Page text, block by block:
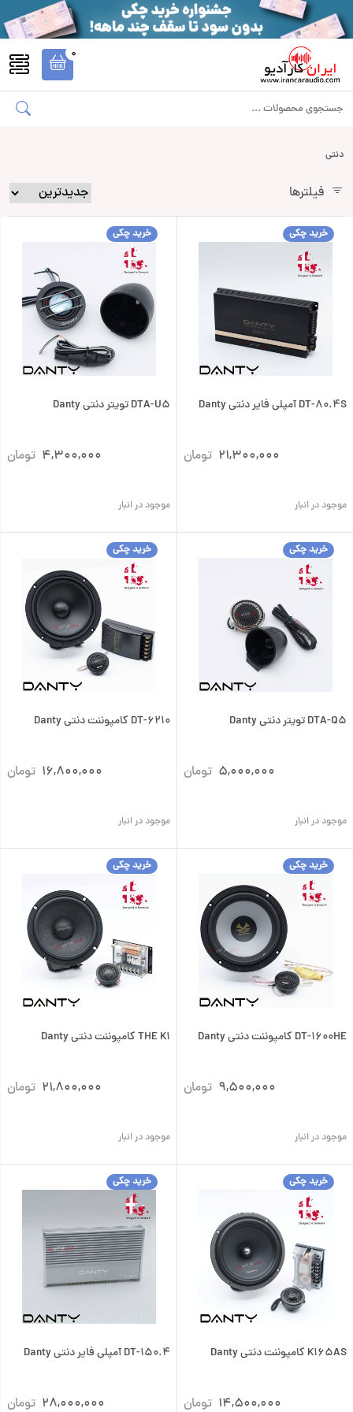
0
دنتی
فیلترها
خرید چکی
DT-80.4S آمپلی فایر دنتی Danty
21,300,000 تومان
موجود در انبار
خرید چکی
DTA-U5 تویتر دنتی Danty
4,300,000 تومان
موجود در انبار
خرید چکی
DTA-Q5 تویتر دنتی Danty
5,000,000 تومان
موجود در انبار
خرید چکی
DT-6210 کامپوننت دنتی Danty
16,800,000 تومان
موجود در انبار
خرید چکی
DT-1600HE کامپوننت دنتی Danty
9,500,000 تومان
موجود در انبار
خرید چکی
THE K1 کامپوننت دنتی Danty
21,800,000 تومان
موجود در انبار
خرید چکی
K165AS کامپوننت دنتی Danty
14,500,000 تومان
خرید چکی
DT-150.4 آمپلی فایر دنتی Danty
28,000,000 تومان